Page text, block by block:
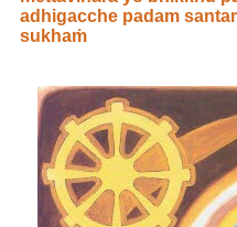
adhigacche padam
sukhaṁ